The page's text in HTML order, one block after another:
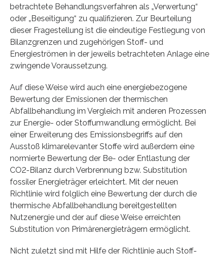
betrachtete Behandlungsverfahren als „Verwertung“
oder „Beseitigung“ zu qualifizieren. Zur Beurteilung
dieser Fragestellung ist die eindeutige Festlegung von
Bilanzgrenzen und zugehörigen Stoff- und
Energieströmen in der jeweils betrachteten Anlage eine
zwing­ende Voraussetzung.
Auf diese Weise wird auch eine energiebezogene
Bewertung der Emissionen der therm­ischen
Abfallbehandlung im Vergleich mit anderen Prozessen
zur Energie- oder Stoffumwandlung ermöglicht. Bei
einer Erweiterung des Emissionsbegriffs auf den
Ausstoß klimarelevanter Stoffe wird außerdem eine
normierte Bewertung der Be- oder Entlastung der
CO2-Bilanz durch Verbrennung bzw. Substitution
fossiler Energieträger erleichtert. Mit der neuen
Richtlinie wird folglich eine Bewertung der durch die
thermische Abfallbehandlung bereitgestellten
Nutzenergie und der auf diese Weise erreichten
Substitution von Primärenergieträgern ermöglicht.
Nicht zuletzt sind mit Hilfe der Richtlinie auch Stoff-